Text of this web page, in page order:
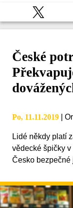
České
Po, 11.11.2019
Lidé někdy platí
vědecké špičky
Česko bezpečné